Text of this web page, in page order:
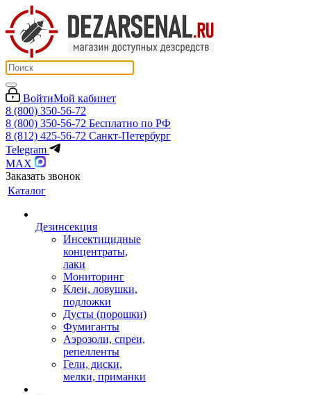
ВойтиМой кабинет
8 (800) 350-56-72
8 (800) 350-56-72 Бесплатно по РФ
8 (812) 425-56-72 Санкт-Петербург
Telegram
MAX
Заказать звонок
Каталог
Дезинсекция
Инсектицидные
концентраты,
лаки
Мониторинг
Клеи, ловушки,
подложки
Дусты (порошки)
Фумиганты
Аэрозоли, спреи,
репелленты
Гели, диски,
мелки, приманки